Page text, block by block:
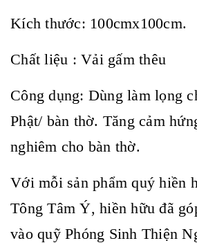
Kích thước: 100cmx100cm.
Chất liệu : Vải gấm thêu
Công dụng: Dùng làm lọng
Phật/ bàn thờ. Tăng cảm
nghiêm cho bàn thờ.
Với mỗi sản phẩm quý hiền
Tông Tâm Ý, hiền hữu đã
vào quỹ Phóng Sinh Thiện